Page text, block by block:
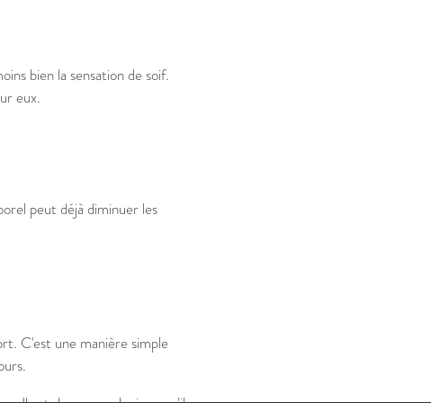
bien la sensation de soif.
eux.
peut déjà diminuer les
C'est une manière simple